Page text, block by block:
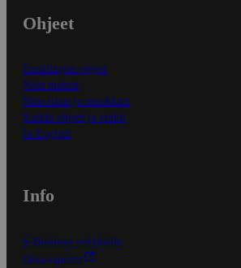
Ohjeet
Ensitilaajan ohjeet
Näin maksat
Näin tilaat ja muokkaat
Kaikki ohjeet ja vinkit
In English
Info
S-Business yrityksille
Oiva-raportit